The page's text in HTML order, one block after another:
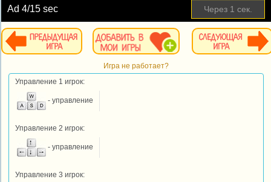
Ad4/15 sec Через 1 сек.
Игра не работает?
Управление 1 игрок:
- управление
Управление 2 игрок:
- управление
Управление 3 игрок: